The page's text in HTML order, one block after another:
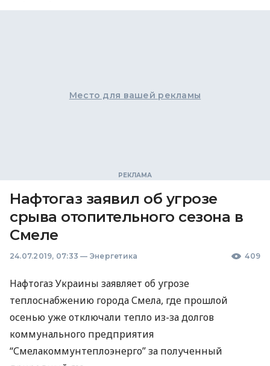
Место для вашей рекламы
Нафтогаз заявил об угрозе
срыва отопительного сезона в
Смеле
24.07.2019, 07:33 — Энергетика 409
Нафтогаз Украины заявляет об угрозе
теплоснабжению города Смела, где прошлой
осенью уже отключали тепло из-за долгов
коммунального предприятия
“Смелакоммунтеплоэнерго” за полученный